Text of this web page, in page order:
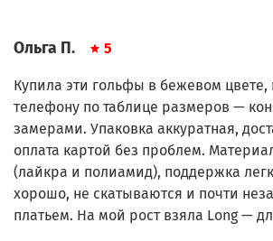
Ольга П. 5
Купила эти гольфы в бежевом цвете,
телефону по таблице размеров —
замерами. Упаковка аккуратная,
оплата картой без проблем.
(лайкра и полиамид), поддержка
хорошо, не скатываются и почти
платьем. На мой рост взяла Long —